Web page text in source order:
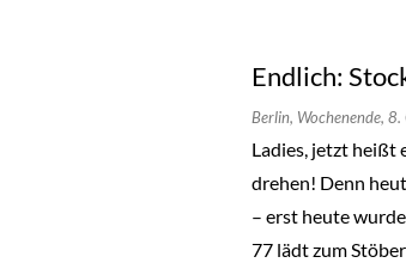
Endlich:
Berlin, Wochenende, 8.
Ladies, jetzt heißt
drehen! Denn
– erst heute
77 lädt zum